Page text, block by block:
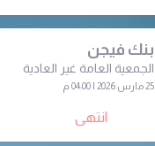
بنك فيجن
الجمعية العامة غير العادية
25 مارس 2026 | 04:00 م
انتهى